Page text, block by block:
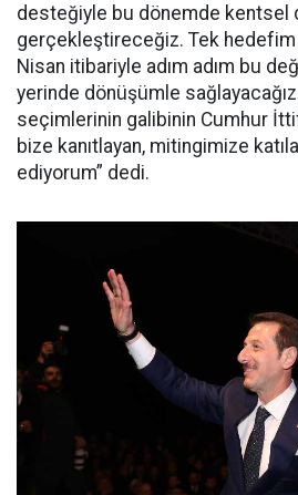
desteğiyle bu dönemde kentsel
gerçekleştireceğiz. Tek hedefim
Nisan itibariyle adım adım bu
yerinde dönüşümle
seçimlerinin galibinin Cumhur
bize kanıtlayan, mitingimize
ediyorum” dedi.